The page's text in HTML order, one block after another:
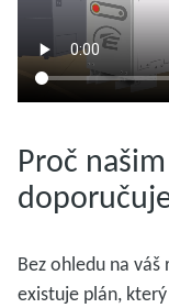
Proč
Bez ohledu na
existuje plán,